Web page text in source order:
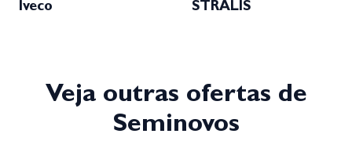
Iveco STRALIS
Veja outras ofertas de
Seminovos